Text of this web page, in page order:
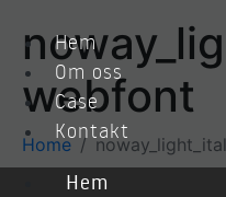
Hem
Om oss
Case
Kontakt
Hem
webfont
Home